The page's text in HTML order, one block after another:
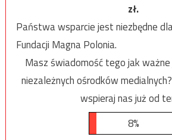
zł.
Państwa wsparcie jest niezbędne
Fundacji Magna Polonia.
Masz świadomość tego jak
niezależnych ośrodków
wspieraj nas już od
8%